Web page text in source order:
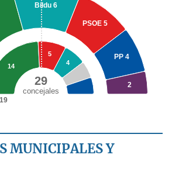
MUNICIPALES Y